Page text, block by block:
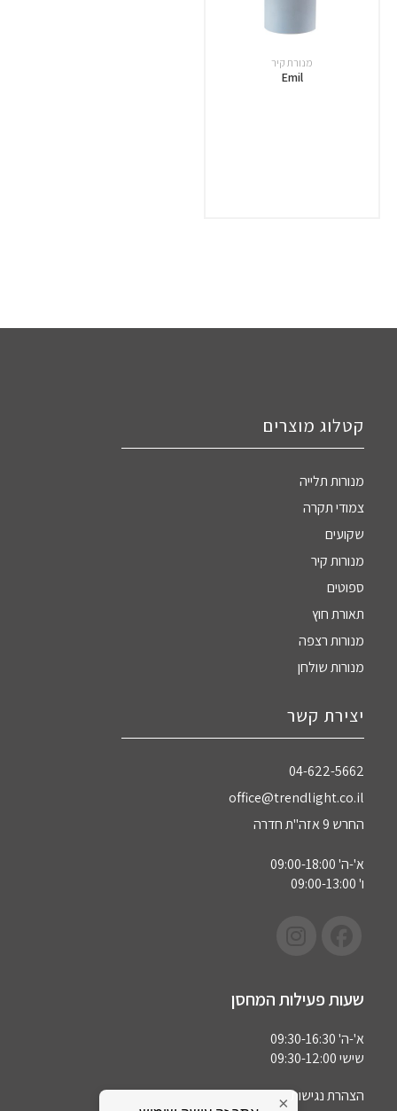
מנורת קיר
Emil
קטלוג מוצרים
מנורות תלייה
צמודי תקרה
שקועים
מנורות קיר
ספוטים
תאורת חוץ
מנורות רצפה
מנורות שולחן
יצירת קשר
04-622-5662‏
office@trendlight.co.il
החרש 9 אזה"ת חדרה
א'-ה' 09:00-18:00
ו' 09:00-13:00
שעות פעילות המחסן
א'-ה' 09:30-16:30
שישי 09:30-12:00
הצהרת נגישות×